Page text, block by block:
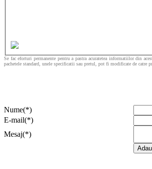
Se fac eforturi permanente pentru a pastra acuratetea informatiilor din
pachetele standard, unele specificatii sau pretul, pot fi modificate de catre
Nume(*)
E-mail(*)
Mesaj(*)